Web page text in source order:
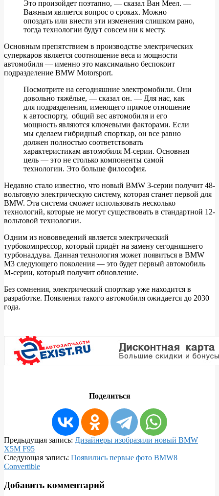
Это произойдет поэтапно, — сказал Ван Меел. —
Важным является вопрос о сроках. Можно
опоздать или внести эти изменения слишком рано,
тогда технологии будут совсем ни к месту.
Основным препятствием в производстве электрических
суперкаров является соотношение веса и мощности
автомобиля — именно это максимально беспокоит
подразделение BMW Motorsport.
Посмотрите на сегодняшние электромобили. Они
довольно тяжёлые, — сказал он. — Для нас, как
для подразделения, имеющего прямое отношение
к автоспорту, общий вес автомобиля и его
мощность являются ключевыми факторами. Если
мы сделаем гибридный спорткар, он все равно
должен полностью соответствовать
характеристикам автомобиля М-серии. Основная
цель — это не столько компоненты самой
технологии. Это больше философия.
Недавно стало известно, что новый BMW 3-серии получит 48-
вольтовую электрическую систему, которая станет первой для
BMW. Эта система сможет использовать несколько
технологий, которые не могут существовать в стандартной 12-
вольтовой технологии.
Одним из нововведений является электрический
турбокомпрессор, который придёт на замену сегодняшнего
турбонаддува. Данная технология может появиться в BMW
M3 следующего поколения — это будет первый автомобиль
М-серии, который получит обновление.
Без сомнения, электрический спорткар уже находится в
разработке. Появления такого автомобиля ожидается до 2030
года.
Поделиться
2018-
07-
23
Предыдущая запись: Дизайнеры изобразили новый BMW
X5M F95
Следующая запись: Появились первые фото BMW8
Convertible
Добавить комментарий